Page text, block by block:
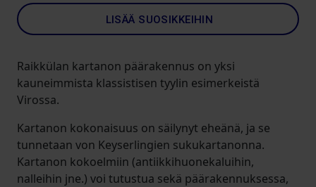
LISÄÄ SUOSIKKEIHIN
Raikkülan kartanon päärakennus on yksi
kauneimmista klassistisen tyylin esimerkeistä
Virossa.
Kartanon kokonaisuus on säilynyt eheänä, ja se
tunnetaan von Keyserlingien sukukartanonna.
Kartanon kokoelmiin (antiikkihuonekaluihin,
nalleihin jne.) voi tutustua sekä päärakennuksessa,